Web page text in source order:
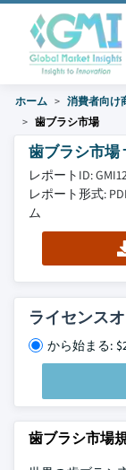
ホーム 消費者向け
歯ブラシ市場
歯ブラシ市場
レポートID:
レポート形式:
ム
ライセンス
から始まる:
歯ブラシ市場